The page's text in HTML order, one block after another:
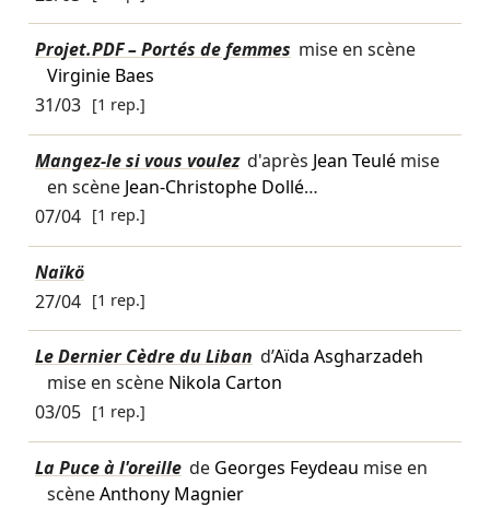
Projet.PDF – Portés de femmes mise en scène
Virginie Baes
31/03 [1 rep.]
Mangez-le si vous voulez d'après Jean Teulémise
en scène Jean-Christophe Dollé…
07/04 [1 rep.]
Naïkö
27/04 [1 rep.]
Le Dernier Cèdre du Liban d’Aïda Asgharzadeh
mise en scène Nikola Carton
03/05 [1 rep.]
La Puce à l'oreille de Georges Feydeau mise en
scèneAnthony Magnier